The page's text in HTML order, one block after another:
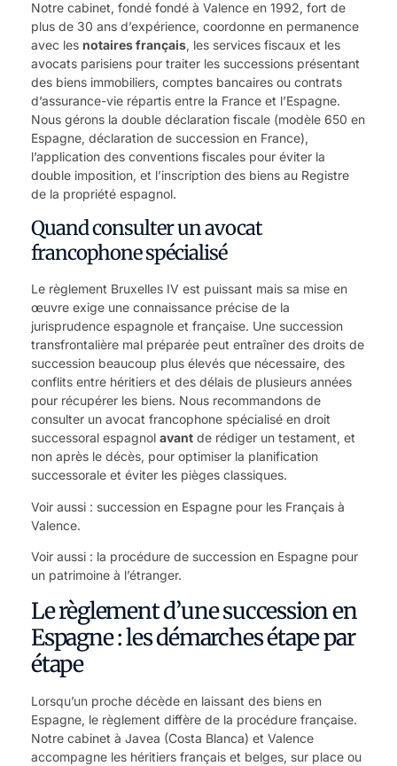
Notre cabinet, fondé fondé à Valence en 1992, fort de
plus de 30 ans d’expérience, coordonne en permanence
avec les notaires français, les services fiscaux et les
avocats parisiens pour traiter les successions présentant
des biens immobiliers, comptes bancaires ou contrats
d’assurance-vie répartis entre la France et l’Espagne.
Nous gérons la double déclaration fiscale (modèle 650 en
Espagne, déclaration de succession en France),
l’application des conventions fiscales pour éviter la
double imposition, et l’inscription des biens au Registre
de la propriété espagnol.
Quand consulter un avocat
francophone spécialisé
Le règlement Bruxelles IV est puissant mais sa mise en
œuvre exige une connaissance précise de la
jurisprudence espagnole et française. Une succession
transfrontalière mal préparée peut entraîner des droits de
succession beaucoup plus élevés que nécessaire, des
conflits entre héritiers et des délais de plusieurs années
pour récupérer les biens. Nous recommandons de
consulter un avocat francophone spécialisé en droit
successoral espagnol avant de rédiger un testament, et
non après le décès, pour optimiser la planification
successorale et éviter les pièges classiques.
Voir aussi : succession en Espagne pour les Français à
Valence.
Voir aussi : la procédure de succession en Espagne pour
un patrimoine à l’étranger.
Le règlement d’une succession en
Espagne : les démarches étape par
étape
Lorsqu’un proche décède en laissant des biens en
Espagne, le règlement diffère de la procédure française.
Notre cabinet à Javea (Costa Blanca) et Valence
accompagne les héritiers français et belges, sur place ou